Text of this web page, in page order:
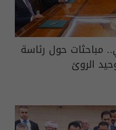
مباحثات حول رئاسة
الروئ